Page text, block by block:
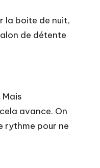
la boite de nuit,
de détente
Mais
avance. On
rythme pour ne